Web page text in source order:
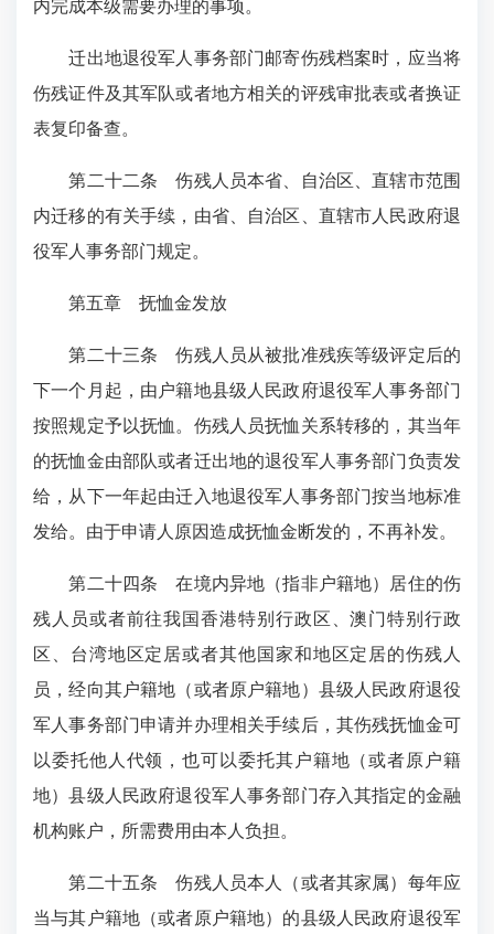
内完成本级需要办理的事项。
迁出地退役军人事务部门邮寄伤残档案时，应当将
伤残证件及其军队或者地方相关的评残审批表或者换证
表复印备查。
第二十二条 伤残人员本省、自治区、直辖市范围
内迁移的有关手续，由省、自治区、直辖市人民政府退
役军人事务部门规定。
第五章 抚恤金发放
第二十三条 伤残人员从被批准残疾等级评定后的
下一个月起，由户籍地县级人民政府退役军人事务部门
按照规定予以抚恤。伤残人员抚恤关系转移的，其当年
的抚恤金由部队或者迁出地的退役军人事务部门负责发
给，从下一年起由迁入地退役军人事务部门按当地标准
发给。由于申请人原因造成抚恤金断发的，不再补发。
第二十四条 在境内异地（指非户籍地）居住的伤
残人员或者前往我国香港特别行政区、澳门特别行政
区、台湾地区定居或者其他国家和地区定居的伤残人
员，经向其户籍地（或者原户籍地）县级人民政府退役
军人事务部门申请并办理相关手续后，其伤残抚恤金可
以委托他人代领，也可以委托其户籍地（或者原户籍
地）县级人民政府退役军人事务部门存入其指定的金融
机构账户，所需费用由本人负担。
第二十五条 伤残人员本人（或者其家属）每年应
当与其户籍地（或者原户籍地）的县级人民政府退役军